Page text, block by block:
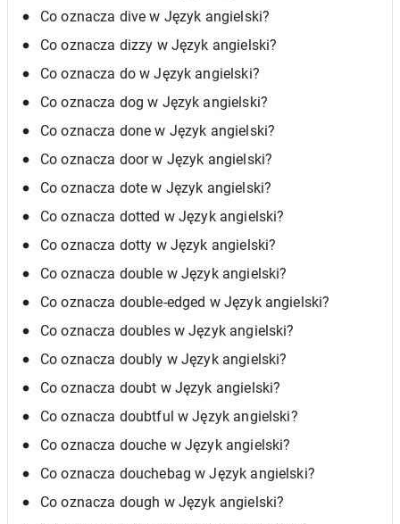
Co oznacza dive w Język angielski?
Co oznacza dizzy w Język angielski?
Co oznacza do w Język angielski?
Co oznacza dog w Język angielski?
Co oznacza done w Język angielski?
Co oznacza door w Język angielski?
Co oznacza dote w Język angielski?
Co oznacza dotted w Język angielski?
Co oznacza dotty w Język angielski?
Co oznacza double w Język angielski?
Co oznacza double-edged w Język angielski?
Co oznacza doubles w Język angielski?
Co oznacza doubly w Język angielski?
Co oznacza doubt w Język angielski?
Co oznacza doubtful w Język angielski?
Co oznacza douche w Język angielski?
Co oznacza douchebag w Język angielski?
Co oznacza dough w Język angielski?